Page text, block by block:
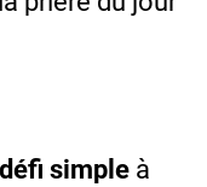
défi simple à